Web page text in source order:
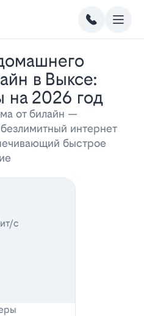
в Выксе:
2026 год
от билайн —
интернет
быстрое
с